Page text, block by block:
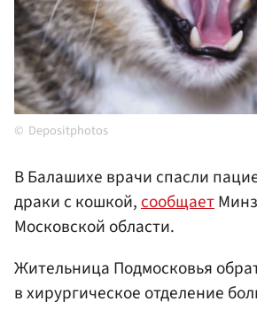
Depositphotos
В Балашихе врачи спасли
драки с кошкой,сообщает
Московской области.
Жительница Подмосковья
в хирургическое отделение